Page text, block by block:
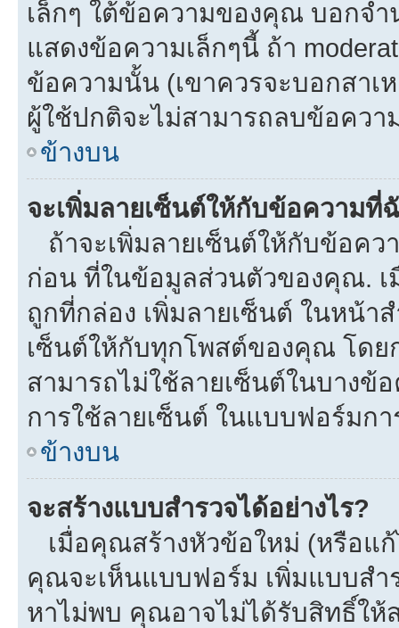
เล็กๆ ใต้ข้อความของคุณ บอกจ
แสดงข้อความเล็กๆนี้ ถ้า
ข้อความนั้น (เขาควรจะบอกสา
ผู้ใช้ปกติจะไม่สามารถลบข้อคว
ข้างบน
จะเพิ่มลายเซ็นต์ให้กับข้อความที่
ถ้าจะเพิ่มลายเซ็นต์ให้กับข้อค
ก่อน ที่ในข้อมูลส่วนตัวของคุณ.
ถูกที่กล่อง เพิ่มลายเซ็นต์ ในหน้า
เซ็นต์ให้กับทุกโพสต์ของคุณ โด
สามารถไม่ใช้ลายเซ็นต์ในบางข้
การใช้ลายเซ็นต์ ในแบบฟอร์มก
ข้างบน
จะสร้างแบบสำรวจได้อย่างไร?
เมื่อคุณสร้างหัวข้อใหม่ (หรือแ
คุณจะเห็นแบบฟอร์ม เพิ่มแบบส
หาไม่พบ คุณอาจไม่ได้รับสิทธิ์ให้